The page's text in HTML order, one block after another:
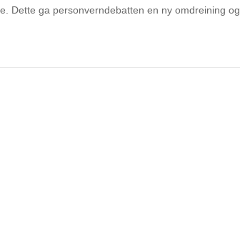
Dette ga personverndebatten en ny omdreining og